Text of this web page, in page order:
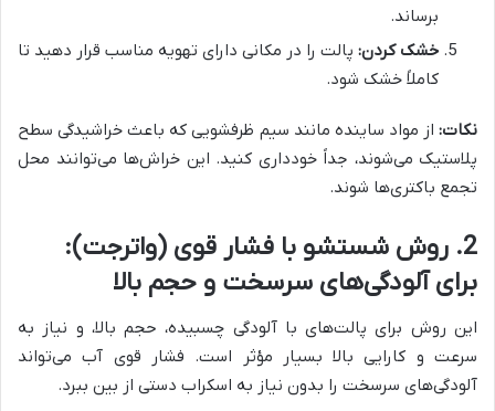
برساند.
خشک کردن: پالت را در مکانی دارای تهویه مناسب قرار دهید تا
کاملاً خشک شود.
نکات: از مواد ساینده مانند سیم ظرفشویی که باعث خراشیدگی سطح
پلاستیک می‌شوند، جداً خودداری کنید. این خراش‌ها می‌توانند محل
تجمع باکتری‌ها شوند.
2. روش شستشو با فشار قوی (واترجت):
برای آلودگی‌های سرسخت و حجم بالا
این روش برای پالت‌های با آلودگی چسبیده، حجم بالا، و نیاز به
سرعت و کارایی بالا بسیار مؤثر است. فشار قوی آب می‌تواند
آلودگی‌های سرسخت را بدون نیاز به اسکراب دستی از بین ببرد.